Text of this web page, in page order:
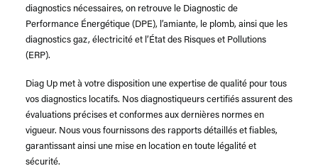
diagnostics nécessaires, on retrouve le Diagnostic de
Performance Énergétique (DPE), l’amiante, le plomb, ainsi que les
diagnostics gaz, électricité et l’État des Risques et Pollutions
(ERP).
Diag Up met à votre disposition une expertise de qualité pour tous
vos diagnostics locatifs. Nos diagnostiqueurs certifiés assurent des
évaluations précises et conformes aux dernières normes en
vigueur. Nous vous fournissons des rapports détaillés et fiables,
garantissant ainsi une mise en location en toute légalité et
sécurité.